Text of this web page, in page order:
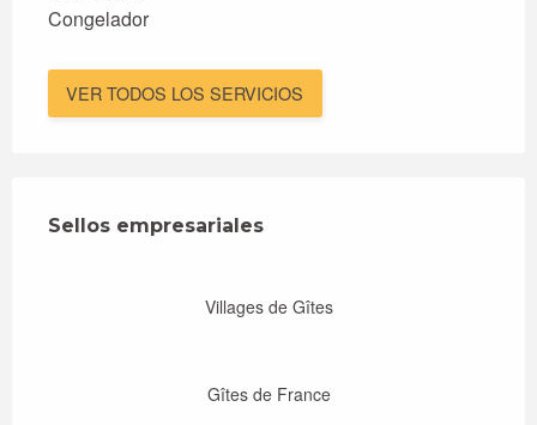
Congelador
VER TODOS LOS SERVICIOS
Sellos empresariales
Sellos empresariales
Villages de Gîtes
Gîtes de France